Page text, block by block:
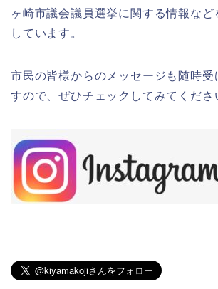
ヶ崎市議会議員選挙に関する情報な
しています。
市民の皆様からのメッセージも随時受
すので、ぜひチェックしてみてくださ